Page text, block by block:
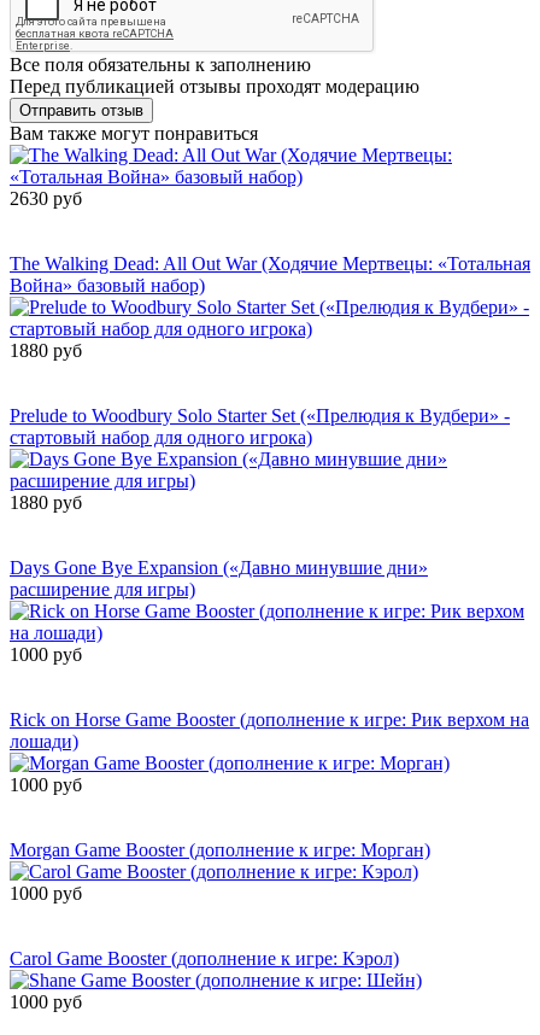
Все поля обязательны к заполнению
Перед публикацией отзывы проходят модерацию
Вам также могут понравиться
2630 руб
The Walking Dead: All Out War (Ходячие Мертвецы: «Тотальная
Война» базовый набор)
1880 руб
Prelude to Woodbury Solo Starter Set («Прелюдия к Вудбери» -
стартовый набор для одного игрока)
1880 руб
Days Gone Bye Expansion («Давно минувшие дни»
расширение для игры)
1000 руб
Rick on Horse Game Booster (дополнение к игре: Рик верхом на
лошади)
1000 руб
Morgan Game Booster (дополнение к игре: Морган)
1000 руб
Carol Game Booster (дополнение к игре: Кэрол)
1000 руб